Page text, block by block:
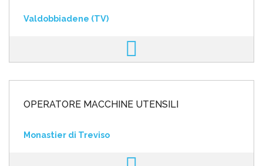
Valdobbiadene (TV)
OPERATORE MACCHINE UTENSILI
Monastier di Treviso